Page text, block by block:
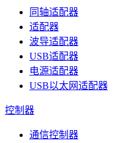
同轴适配器
适配器
波导适配器
USB适配器
电源适配器
USB以太网适配器
控制器
通信控制器